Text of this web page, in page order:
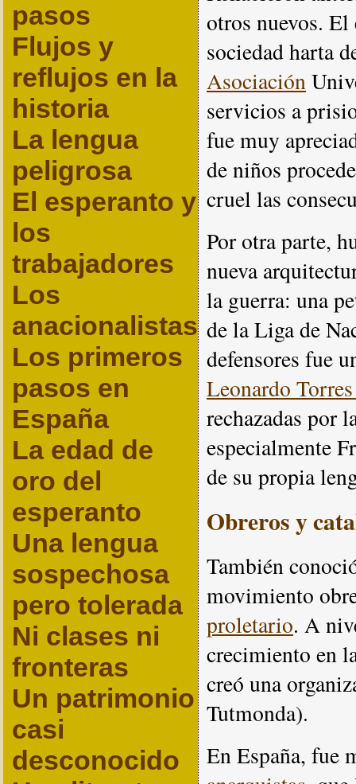
pasos
Flujos y
reflujos en la
historia
La lengua
peligrosa
El esperanto y
los
trabajadores
Los
anacionalistas
Los primeros
pasos en
España
La edad de
oro del
esperanto
Una lengua
sospechosa
pero tolerada
Ni clases ni
fronteras
Un patrimonio
casi
desconocido
otros nuevos.
sociedad harta
Asociación
servicios a
fue muy
de niños
cruel las
Por otra parte,
nueva
la guerra: una
de la Liga de
defensores fue
Leonardo
rechazadas por
especialmente
de su propia
Obreros y
También
movimiento
proletario. A
crecimiento en
creó una
Tutmonda).
En España, fue